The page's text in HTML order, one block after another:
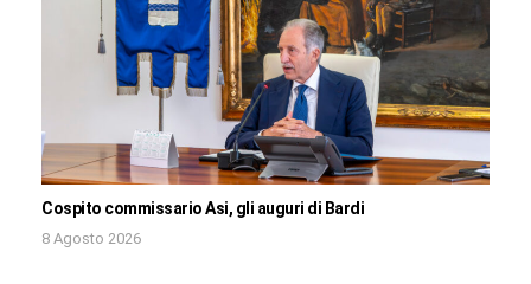
Cospito commissario Asi, gli auguri di Bardi
8 Agosto 2026